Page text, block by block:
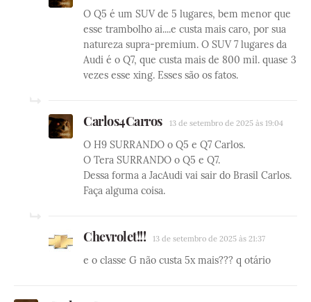
O Q5 é um SUV de 5 lugares, bem menor que
esse trambolho ai....e custa mais caro, por sua
natureza supra-premium. O SUV 7 lugares da
Audi é o Q7, que custa mais de 800 mil. quase 3
vezes esse xing. Esses são os fatos.
Carlos4Carros 13 de setembro de 2025 às 19:04
O H9 SURRANDO o Q5 e Q7 Carlos.
O Tera SURRANDO o Q5 e Q7.
Dessa forma a JacAudi vai sair do Brasil Carlos.
Faça alguma coisa.
Chevrolet!!! 13 de setembro de 2025 às 21:37
e o classe G não custa 5x mais??? q otário